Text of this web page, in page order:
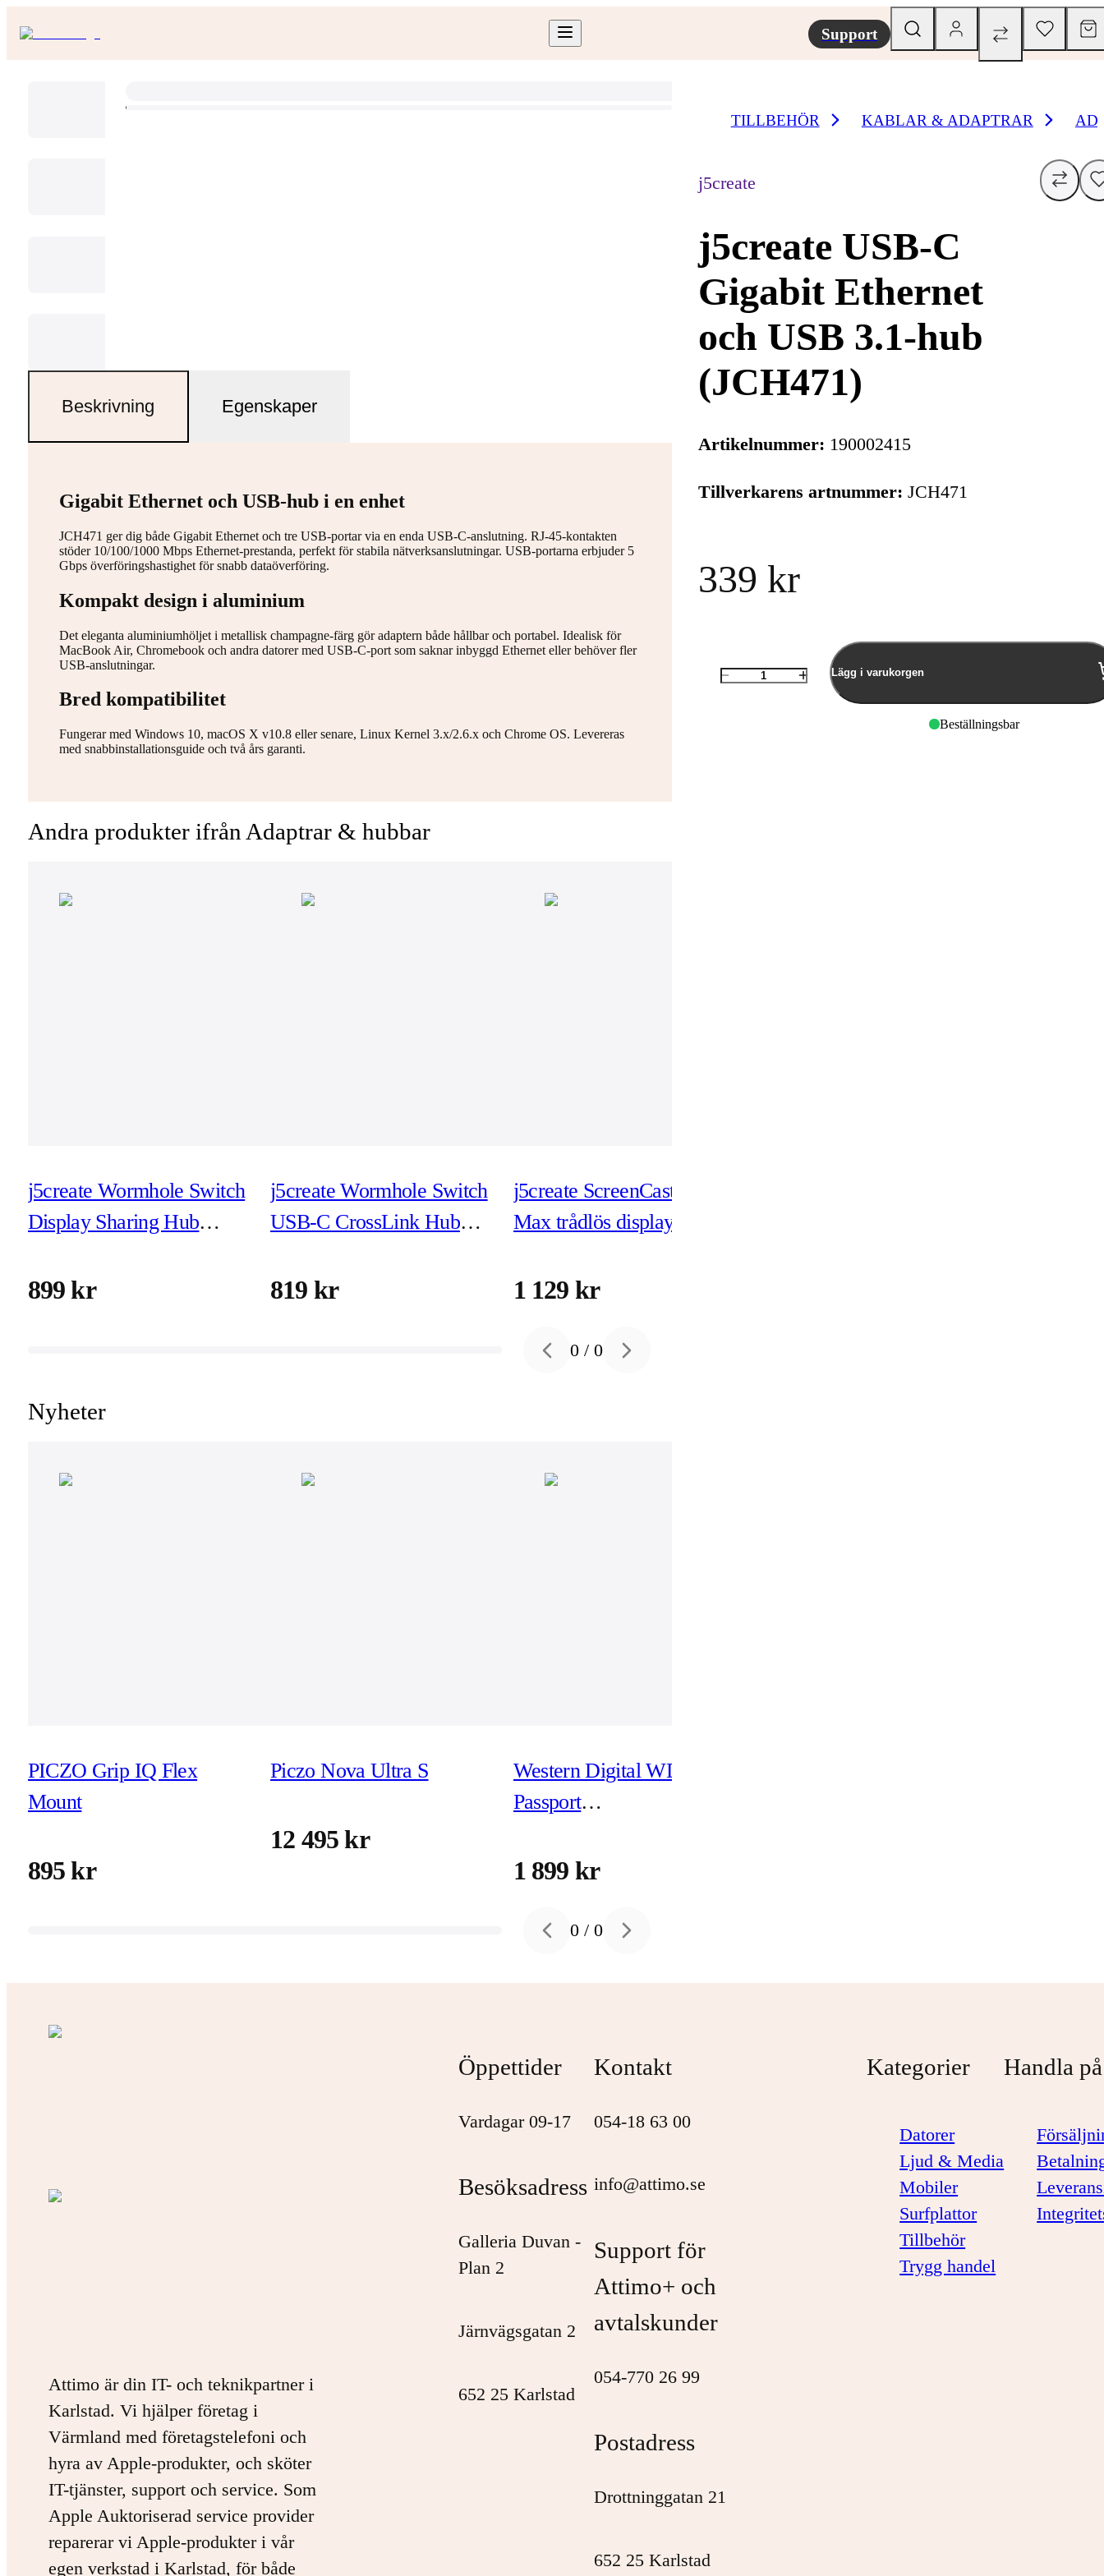
Support
Beskrivning Egenskaper
Gigabit Ethernet och USB-hub i en enhet
JCH471 ger dig både Gigabit Ethernet och tre USB-portar via en enda USB-C-anslutning. RJ-45-kontakten
stöder 10/100/1000 Mbps Ethernet-prestanda, perfekt för stabila nätverksanslutningar. USB-portarna erbjuder 5
Gbps överföringshastighet för snabb dataöverföring.
Kompakt design i aluminium
Det eleganta aluminiumhöljet i metallisk champagne-färg gör adaptern både hållbar och portabel. Idealisk för
MacBook Air, Chromebook och andra datorer med USB-C-port som saknar inbyggd Ethernet eller behöver fler
USB-anslutningar.
Bred kompatibilitet
Fungerar med Windows 10, macOS X v10.8 eller senare, Linux Kernel 3.x/2.6.x och Chrome OS. Levereras
med snabbinstallationsguide och två års garanti.
Andra produkter ifrån Adaptrar & hubbar
j5create Wormhole Switch
Display Sharing Hub
899 kr
j5create Wormhole Switch
USB-C CrossLink Hub
819 kr
j5create ScreenCast 4K
Max trådlös displayadapter
1 129 kr
Previous slide
0 /0 Next slide
Nyheter
PICZO Grip IQ Flex
Mount
895 kr
Piczo Nova Ultra S
12 495 kr
Western Digital WD My
Passport
hårddisk 4 TB USB 3.2
1 899 kr
Previous slide
0 /0 Next slide
TILLBEHÖR KABLAR & ADAPTRAR
j5create
j5create USB-C
Gigabit Ethernet
och USB 3.1-hub
(JCH471)
Artikelnummer: 190002415
Tillverkarens artnummer: JCH471
339 kr
Antal
Lägg i varukorgen
Beställningsbar
Attimo är din IT- och teknikpartner i
Karlstad. Vi hjälper företag i
Värmland med företagstelefoni och
hyra av Apple-produkter, och sköter
IT-tjänster, support och service. Som
Apple Auktoriserad service provider
reparerar vi Apple-produkter i vår
egen verkstad i Karlstad, för både
Öppettider
Vardagar 09-17
Besöksadress
Galleria Duvan -
Plan 2
Järnvägsgatan 2
652 25 Karlstad
Kontakt
054-18 63 00
info@attimo.se
Support för
Attimo+ och
avtalskunder
054-770 26 99
Postadress
Drottninggatan 21
652 25 Karlstad
Kategorier
Datorer
Ljud & Media
Mobiler
Surfplattor
Tillbehör
Trygg handel
Handla